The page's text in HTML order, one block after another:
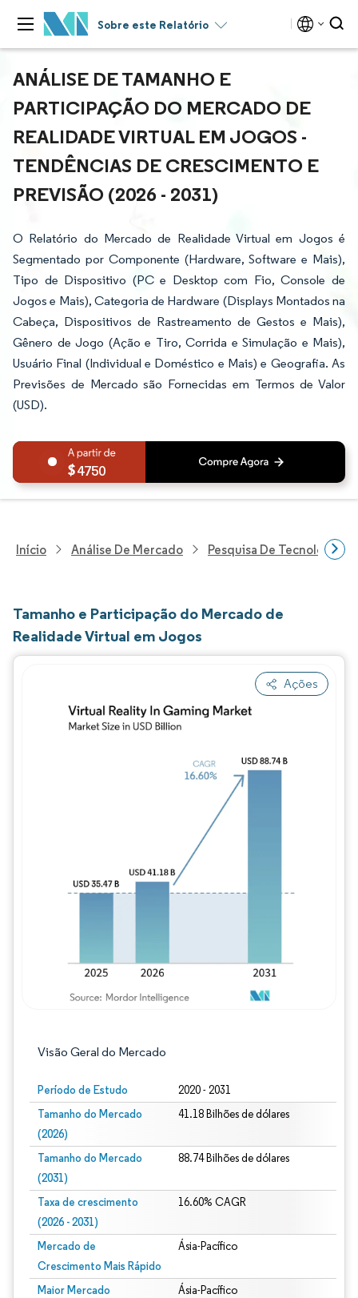
Sobre este Relatório
ANÁLISE DE TAMANHO E
PARTICIPAÇÃO DO MERCADO DE
REALIDADE VIRTUAL EM JOGOS -
TENDÊNCIAS DE CRESCIMENTO E
PREVISÃO (2026 - 2031)
O Relatório do Mercado de Realidade Virtual em Jogos é
Segmentado por Componente (Hardware, Software e Mais),
Tipo de Dispositivo (PC e Desktop com Fio, Console de
Jogos e Mais), Categoria de Hardware (Displays Montados na
Cabeça, Dispositivos de Rastreamento de Gestos e Mais),
Gênero de Jogo (Ação e Tiro, Corrida e Simulação e Mais),
Usuário Final (Individual e Doméstico e Mais) e Geografia. As
Previsões de Mercado são Fornecidas em Termos de Valor
(USD).
4750
Início Análise De Mercado Pesquisa De Tecnologia,
Tamanho e Participação do Mercado de
Realidade Virtual em Jogos
Ações
Visão Geral do Mercado
Período de Estudo 2020 - 2031
Tamanho do Mercado
(2026)
41.18 Bilhões de dólares
Tamanho do Mercado
(2031)
88.74 Bilhões de dólares
Taxa de crescimento
(2026 - 2031)
16.60% CAGR
Mercado de
Crescimento Mais Rápido
Ásia-Pacífico
Maior Mercado Ásia-Pacífico
Imagem © Mordor Intelligence. O reuso